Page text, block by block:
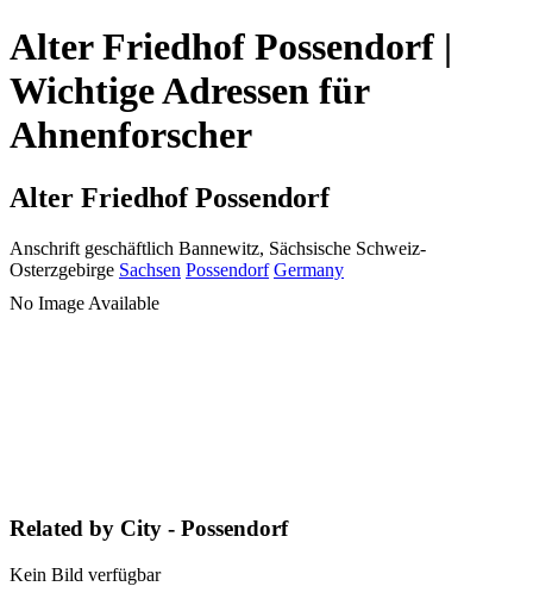
Alter Friedhof Possendorf |
Wichtige Adressen für
Ahnenforscher
Alter Friedhof Possendorf
Anschrift geschäftlich Bannewitz, Sächsische Schweiz-
Osterzgebirge Sachsen Possendorf Germany
No Image Available
Related by City - Possendorf
Kein Bild verfügbar